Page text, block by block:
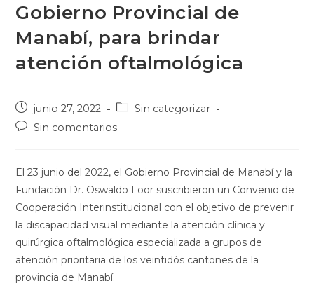
Gobierno Provincial de
Manabí, para brindar
atención oftalmológica
junio 27, 2022
Sin categorizar
Sin comentarios
El 23 junio del 2022, el Gobierno Provincial de Manabí y la
Fundación Dr. Oswaldo Loor suscribieron un Convenio de
Cooperación Interinstitucional con el objetivo de prevenir
la discapacidad visual mediante la atención clínica y
quirúrgica oftalmológica especializada a grupos de
atención prioritaria de los veintidós cantones de la
provincia de Manabí.